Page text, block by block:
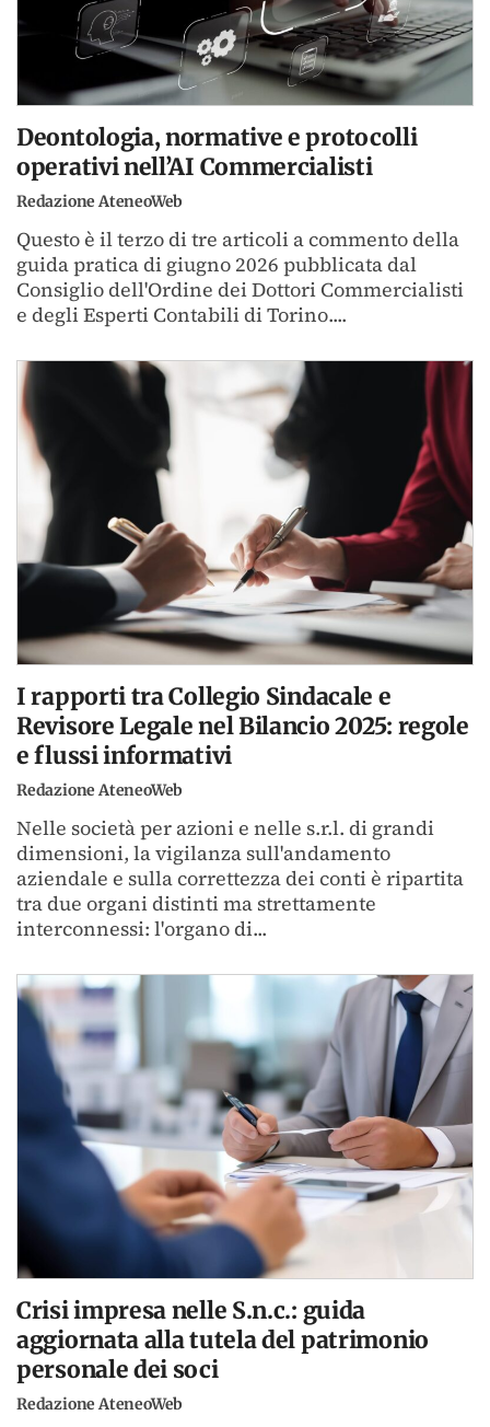
Deontologia, normative e protocolli
operativi nell’AI Commercialisti
Redazione AteneoWeb
Questo è il terzo di tre articoli a commento della
guida pratica di giugno 2026 pubblicata dal
Consiglio dell'Ordine dei Dottori Commercialisti
e degli Esperti Contabili di Torino....
I rapporti tra Collegio Sindacale e
Revisore Legale nel Bilancio 2025: regole
e flussi informativi
Redazione AteneoWeb
Nelle società per azioni e nelle s.r.l. di grandi
dimensioni, la vigilanza sull'andamento
aziendale e sulla correttezza dei conti è ripartita
tra due organi distinti ma strettamente
interconnessi: l'organo di...
Crisi impresa nelle S.n.c.: guida
aggiornata alla tutela del patrimonio
personale dei soci
Redazione AteneoWeb